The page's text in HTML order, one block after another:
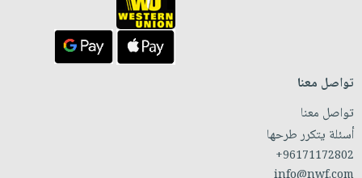
تواصل معنا
تواصل معنا
أسئلة يتكرر طرحها
+96171172802